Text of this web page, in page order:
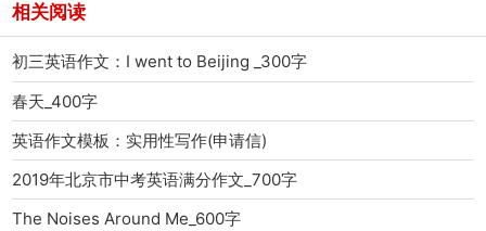
相关阅读
初三英语作文：I went to Beijing _300字
春天_400字
英语作文模板：实用性写作(申请信)
2019年北京市中考英语满分作文_700字
The Noises Around Me_600字